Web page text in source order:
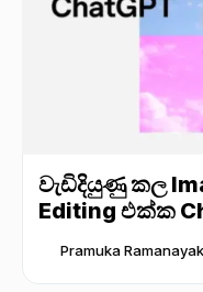
වැඩිදියුණු කල
Editing එක්ක
Pramuka